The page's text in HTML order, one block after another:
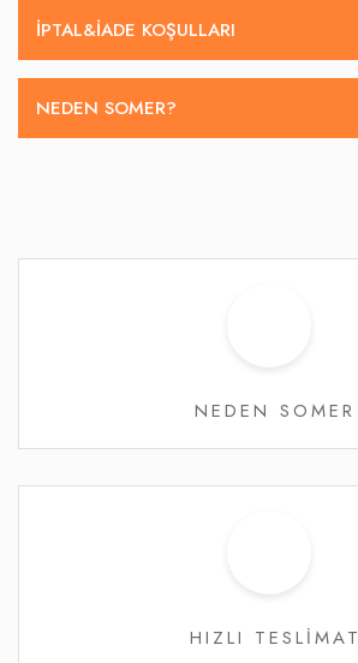
İPTAL&IADE KOŞULLARI
NEDEN SOMER?
NEDEN SOMER
HIZLI TESLİMAT